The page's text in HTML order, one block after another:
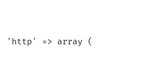
'http' => array (